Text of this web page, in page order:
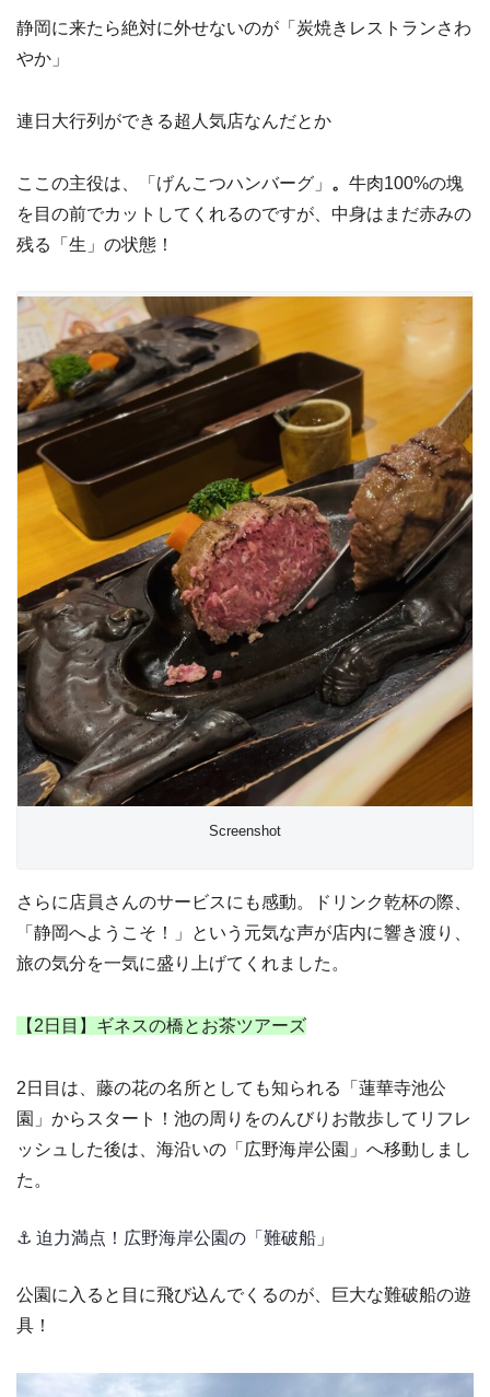
静岡に来たら絶対に外せないのが「炭焼きレストランさわ
やか」
連日大行列ができる超人気店なんだとか
ここの主役は、「げんこつハンバーグ」 。 牛肉100%の塊
を目の前でカットしてくれるのですが、中身はまだ赤みの
残る「生」の状態！
Screenshot
さらに店員さんのサービスにも感動。ドリンク乾杯の際、
「静岡へようこそ！」という元気な声が店内に響き渡り、
旅の気分を一気に盛り上げてくれました。
【2日目】ギネスの橋とお茶ツアーズ
2日目は、藤の花の名所としても知られる「蓮華寺池公
園」からスタート！池の周りをのんびりお散歩してリフレ
ッシュした後は、海沿いの「広野海岸公園」へ移動しまし
た。
⚓ 迫力満点！広野海岸公園の「難破船」
公園に入ると目に飛び込んでくるのが、巨大な難破船の遊
具！